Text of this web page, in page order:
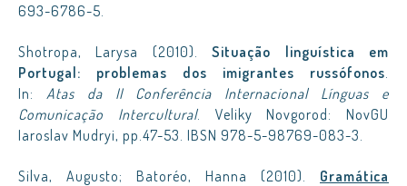
693-6786-5.
Shotropa, Larysa (2010).Situação linguística em
Portugal: problemas dos imigrantes russófonos.
In: Atas da II Conferência Internacional Línguas e
Comunicação Intercultural. Veliky Novgorod: NovGU
Iaroslav Mudryi, pp.47-53. IBSN 978-5-98769-083-3.
Silva, Augusto; Batoréo, Hanna (2010). Gramática